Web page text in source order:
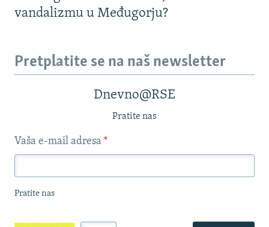
vandalizmu u Međugorju?
Pretplatite se na naš newsletter
Dnevno@RSE
Pratite nas
Vaša e-mail adresa *
Pratite nas